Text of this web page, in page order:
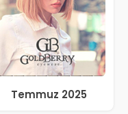
Temmuz 2025